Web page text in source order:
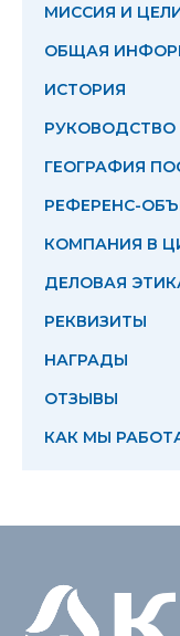
МИССИЯ И
ОБЩАЯ
ИСТОРИЯ
РУКОВОДСТВО
ГЕОГРАФИЯ
РЕФЕРЕНС-
КОМПАНИЯ В
ДЕЛОВАЯ
РЕКВИЗИТЫ
НАГРАДЫ
ОТЗЫВЫ
КАК МЫ